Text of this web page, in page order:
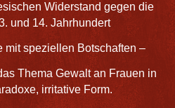
Widerstand gegen die
und 14. Jahrhundert
mit speziellen Botschaften –
Thema Gewalt an Frauen in
irritative Form.